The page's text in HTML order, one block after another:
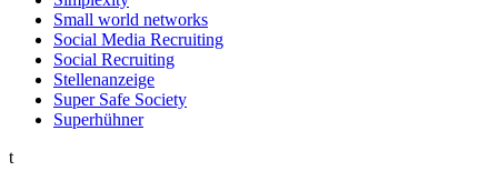
Small world networks
Social Media Recruiting
Social Recruiting
Stellenanzeige
Super Safe Society
Superhühner
t